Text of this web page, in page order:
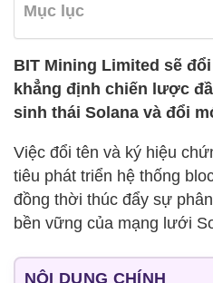
Mục lục
BIT Mining Limited sẽ
khẳng định chiến lược
sinh thái Solana và đổi
Việc đổi tên và ký hiệu
tiêu phát triển hệ thống
đồng thời thúc đẩy sự
bền vững của mạng lưới
NỘI DUNG CHÍNH